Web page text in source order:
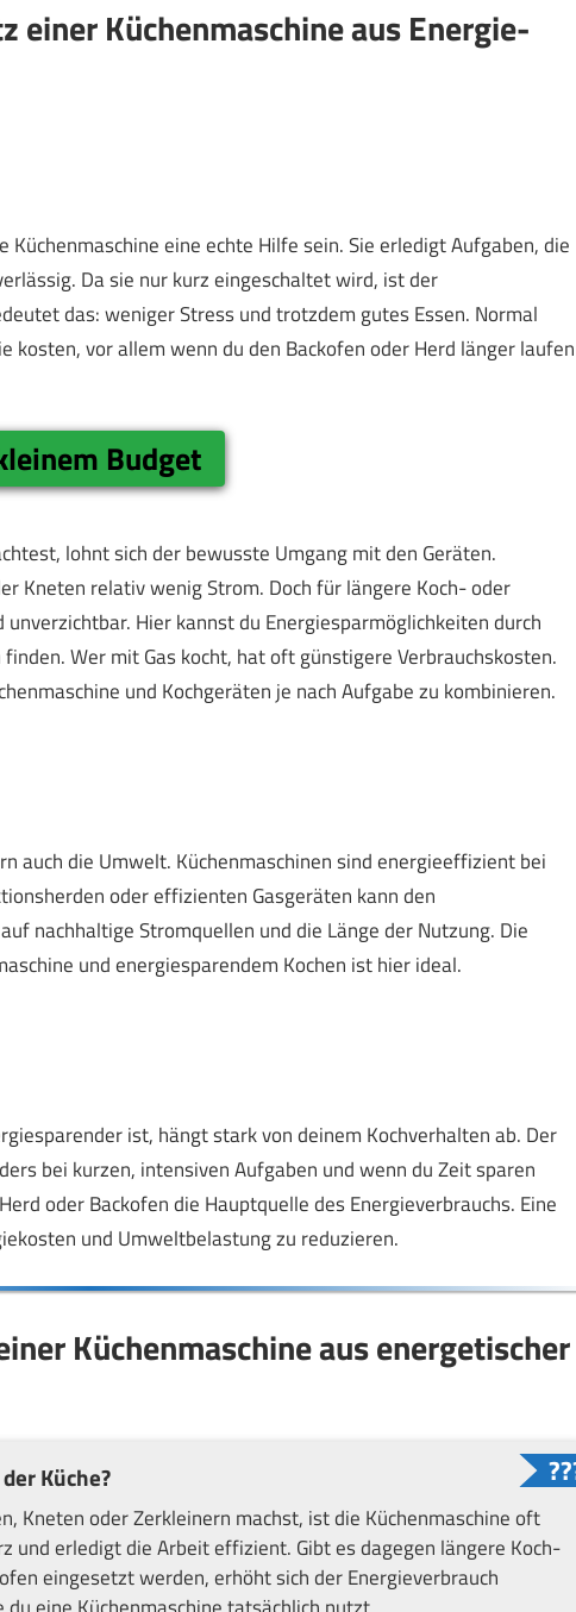
einer Küchenmaschine aus Energie-
eine echte Hilfe sein. Sie erledigt Aufgaben, die
Da sie nur kurz eingeschaltet wird, ist der
das: weniger Stress und trotzdem gutes Essen. Normal
kosten, vor allem wenn du den Backofen oder Herd länger laufen
Budget
lohnt sich der bewusste Umgang mit den Geräten.
Kneten relativ wenig Strom. Doch für längere Koch- oder
Hier kannst du Energiesparmöglichkeiten durch
Wer mit Gas kocht, hat oft günstigere Verbrauchskosten.
und Kochgeräten je nach Aufgabe zu kombinieren.
auch die Umwelt. Küchenmaschinen sind energieeffizient bei
oder effizienten Gasgeräten kann den
nachhaltige Stromquellen und die Länge der Nutzung. Die
und energiesparendem Kochen ist hier ideal.
ist, hängt stark von deinem Kochverhalten ab. Der
bei kurzen, intensiven Aufgaben und wenn du Zeit sparen
oder Backofen die Hauptquelle des Energieverbrauchs. Eine
und Umweltbelastung zu reduzieren.
Küchenmaschine aus energetischer
Küche?
Kneten oder Zerkleinern machst, ist die Küchenmaschine oft
und erledigt die Arbeit effizient. Gibt es dagegen längere Koch-
eingesetzt werden, erhöht sich der Energieverbrauch